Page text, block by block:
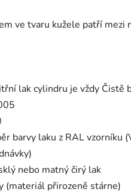
ve tvaru kužele patří mezi
lak cylindru je vždy Čistě
barvy laku z RAL vzorníku
nebo matný čirý lak
(materiál přirozeně stárne)